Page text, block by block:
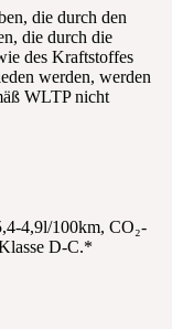
die durch den
die durch die
des Kraft­stoffes
werden, werden
WLTP nicht
4,9l/100km, CO₂-
D-C.*